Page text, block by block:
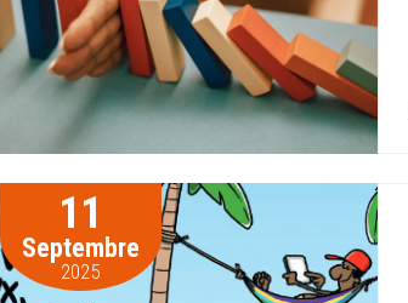
11
Septembre
2025